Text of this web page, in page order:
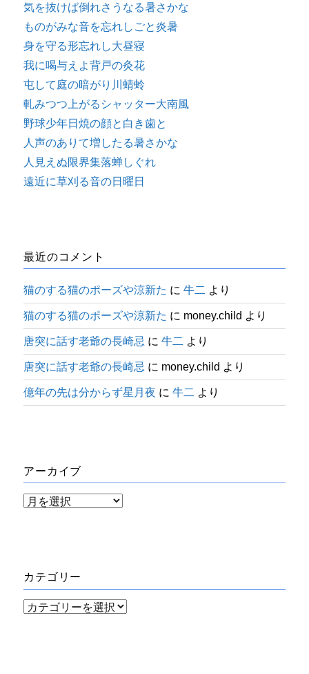
気を抜けば倒れさうなる暑さかな
ものがみな音を忘れしごと炎暑
身を守る形忘れし大昼寝
我に喝与えよ背戸の灸花
屯して庭の暗がり川蜻蛉
軋みつつ上がるシャッター大南風
野球少年日焼の顔と白き歯と
人声のありて増したる暑さかな
人見えぬ限界集落蝉しぐれ
遠近に草刈る音の日曜日
最近のコメント
猫のする猫のポーズや涼新た に牛二 より
猫のする猫のポーズや涼新た に money.child より
唐突に話す老爺の長崎忌 に牛二 より
唐突に話す老爺の長崎忌 に money.child より
億年の先は分からず星月夜 に牛二 より
アーカイブ
ア
ブ
カテゴリー
カ